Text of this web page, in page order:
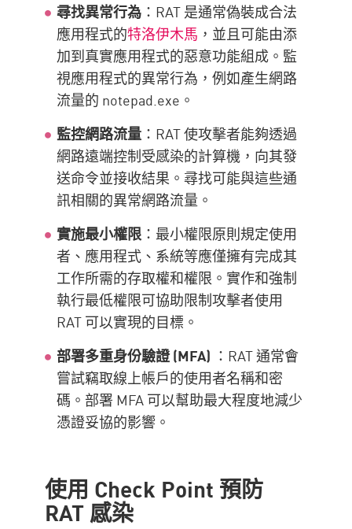
尋找異常行為 ：RAT 是通常偽裝成合法
應用程式的特洛伊木馬 ，並且可能由添
加到真實應用程式的惡意功能組成。監
視應用程式的異常行為，例如產生網路
流量的 notepad.exe。
監控網路流量 ：RAT 使攻擊者能夠透過
網路遠端控制受感染的計算機，向其發
送命令並接收結果。尋找可能與這些通
訊相關的異常網路流量。
實施最小權限 ：最小權限原則規定使用
者、應用程式、系統等應僅擁有完成其
工作所需的存取權和權限。實作和強制
執行最低權限可協助限制攻擊者使用
RAT 可以實現的目標。
部署多重身份驗證 (MFA) ：RAT 通常會
嘗試竊取線上帳戶的使用者名稱和密
碼。部署 MFA 可以幫助最大程度地減少
憑證妥協的影響。
使用 Check Point 預防
RAT 感染